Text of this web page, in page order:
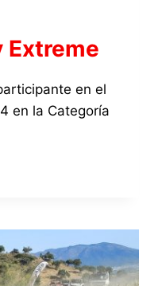
Extreme
en el
en la Categoría